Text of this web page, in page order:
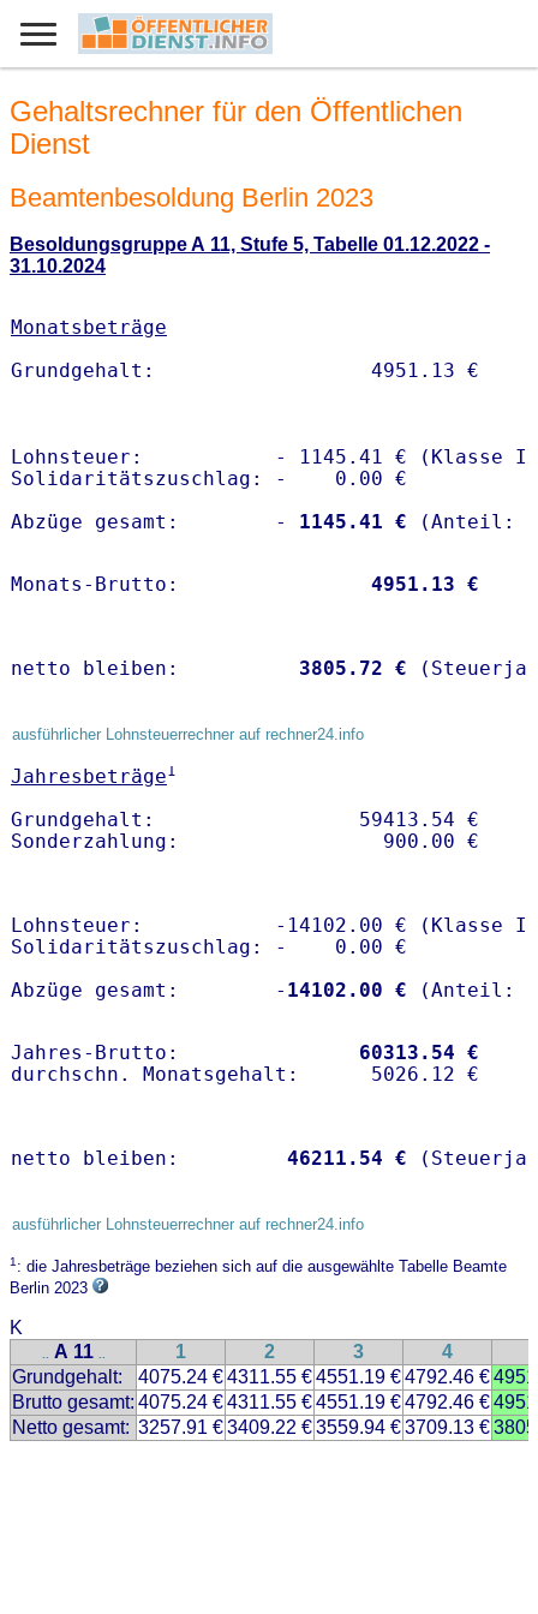
Gehaltsrechner für den Öffentlichen
Dienst
Beamtenbesoldung Berlin 2023
Besoldungsgruppe A 11, Stufe 5, Tabelle 01.12.2022 -
31.10.2024
Monatsbeträge
Lohnsteuer:           - 1145.41 € (Klasse I)
Solidaritätszuschlag: -    0.00 €
Abzüge gesamt:        -
1145.41 €
Monats-Brutto: 4951.13 €
netto bleiben: 3805.72 €
ausführlicher Lohnsteuerrechner auf rechner24.info
Jahresbeträge1
Grundgehalt:                 59413.54 €
Lohnsteuer:           -14102.00 € (Klasse I)
Solidaritätszuschlag: -    0.00 €
Abzüge gesamt:        - 14102.00 €
Jahres-Brutto: 60313.54 €
netto bleiben: 46211.54 €
ausführlicher Lohnsteuerrechner auf rechner24.info
1: die Jahresbeträge beziehen sich auf die ausgewählte Tabelle Beamte
Berlin 2023
K
.. A 11 .. 1 2 3 4
Grundgehalt:
4075.24 €4311.55 €4551.19 €4792.46 €
Brutto gesamt: 4075.24 €4311.55 €4551.19 €4792.46 €
Netto gesamt: 3257.91 €3409.22 €3559.94 €3709.13 €